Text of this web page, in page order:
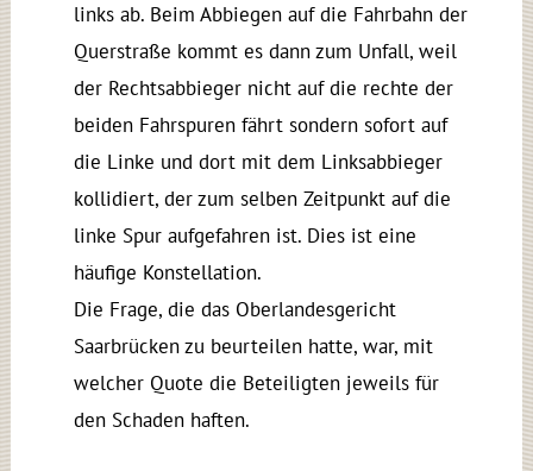
links ab. Beim Abbiegen auf die Fahrbahn der
Querstraße kommt es dann zum Unfall, weil
der Rechtsabbieger nicht auf die rechte der
beiden Fahrspuren fährt sondern sofort auf
die Linke und dort mit dem Linksabbieger
kollidiert, der zum selben Zeitpunkt auf die
linke Spur aufgefahren ist. Dies ist eine
häufige Konstellation.
Die Frage, die das Oberlandesgericht
Saarbrücken zu beurteilen hatte, war, mit
welcher Quote die Beteiligten jeweils für
den Schaden haften.